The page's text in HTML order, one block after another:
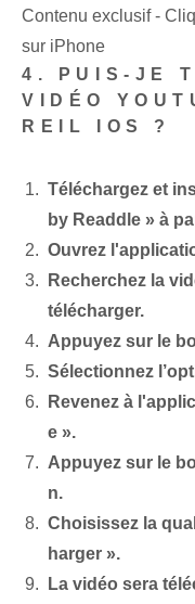
Contenu exclusif -
sur iPhone
4. PUIS-JE
VIDÉO
REIL IOS ?
Téléchargez et
by Readdle » à
Ouvrez
Recherchez la
télécharger.
Appuyez sur le
Sélectionnez
Revenez à
e ».
Appuyez sur le
n.
Choisissez la
harger ».
La vidéo sera